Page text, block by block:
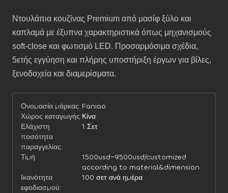
Ντουλάπια κουζίνας Premium από μασίφ ξύλο και
καπλαμά με έξυπνα χαρακτηριστικά όπως μηχανισμούς
soft-close και φωτισμό LED. Προσαρμόσιμα σχέδια,
5ετής εγγύηση και πλήρης υποστήριξη έργων για βίλες,
ξενοδοχεία και διαμερίσματα.
Ονομασία μάρκας: Faniao
Χώρος καταγωγής:Κίνα
Ελάχιστη
ποσότητα
παραγγελίας:
1 Σετ
Τιμή:
1500usd~9500usd/customized
according to material&dimension
Ικανότητα
εφοδιασμού:
100 σετ ανά ημέρα